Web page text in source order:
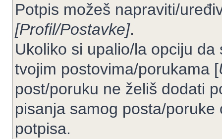
Potpis možeš napraviti/
[Profil/Postavke].
Ukoliko si upalio/la opciju
tvojim postovima/porukama [
post/poruku ne želiš dodati
pisanja samog posta/
potpisa.